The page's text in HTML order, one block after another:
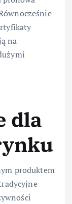
na
dla
produktem